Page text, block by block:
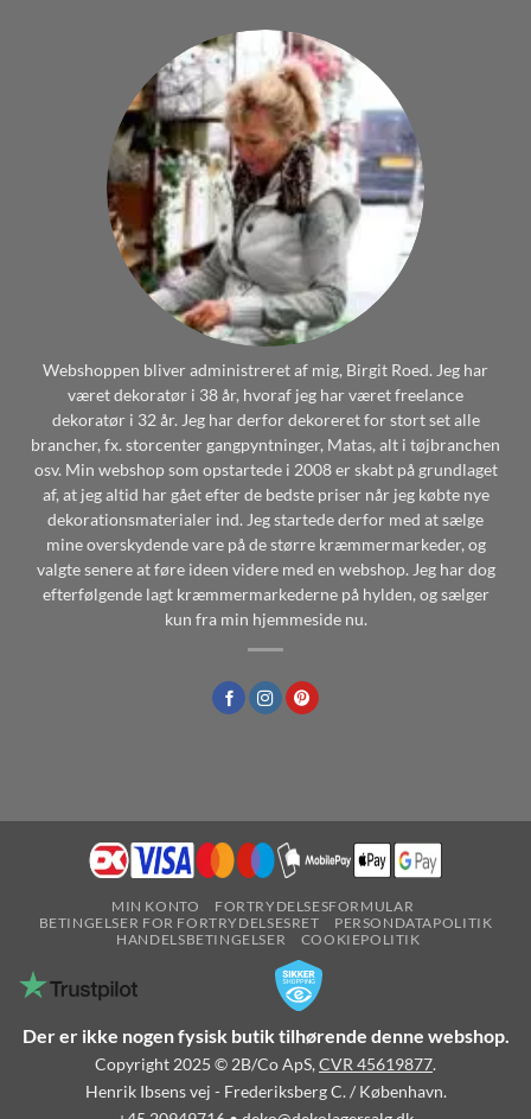
Webshoppen bliver administreret af mig, Birgit Roed. Jeg har
været dekoratør i 38 år, hvoraf jeg har været freelance
dekoratør i 32 år. Jeg har derfor dekoreret for stort set alle
brancher, fx. storcenter gangpyntninger, Matas, alt i tøjbranchen
osv. Min webshop som opstartede i 2008 er skabt på grundlaget
af, at jeg altid har gået efter de bedste priser når jeg købte nye
dekorationsmaterialer ind. Jeg startede derfor med at sælge
mine overskydende vare på de større kræmmermarkeder, og
valgte senere at føre ideen videre med en webshop. Jeg har dog
efterfølgende lagt kræmmermarkederne på hylden, og sælger
kun fra min hjemmeside nu.
MIN KONTO
FORTRYDELSESFORMULAR
BETINGELSER FOR FORTRYDELSESRET
PERSONDATAPOLITIK
HANDELSBETINGELSER
COOKIEPOLITIK
Der er ikke nogen fysisk butik tilhørende denne webshop.
Copyright 2025 © 2B/Co ApS, CVR 45619877.
Henrik Ibsens vej - Frederiksberg C. / København.